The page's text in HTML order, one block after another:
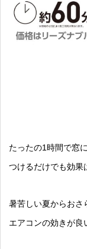
たったの1時間で窓
つけるだけでも効果
暑苦しい夏からおさ
エアコンの効きが良